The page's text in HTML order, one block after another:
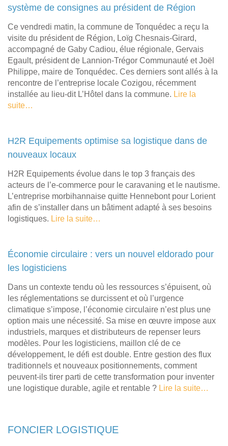
système de consignes au président de Région
Ce vendredi matin, la commune de Tonquédec a reçu la
visite du président de Région, Loïg Chesnais-Girard,
accompagné de Gaby Cadiou, élue régionale, Gervais
Egault, président de Lannion-Trégor Communauté et Joël
Philippe, maire de Tonquédec. Ces derniers sont allés à la
rencontre de l’entreprise locale Cozigou, récemment
installée au lieu-dit L’Hôtel dans la commune. Lire la
suite…
H2R Equipements optimise sa logistique dans de
nouveaux locaux
H2R Equipements évolue dans le top 3 français des
acteurs de l’e-commerce pour le caravaning et le nautisme.
L’entreprise morbihannaise quitte Hennebont pour Lorient
afin de s’installer dans un bâtiment adapté à ses besoins
logistiques. Lire la suite…
Économie circulaire : vers un nouvel eldorado pour
les logisticiens
Dans un contexte tendu où les ressources s’épuisent, où
les réglementations se durcissent et où l’urgence
climatique s’impose, l’économie circulaire n’est plus une
option mais une nécessité. Sa mise en œuvre impose aux
industriels, marques et distributeurs de repenser leurs
modèles. Pour les logisticiens, maillon clé de ce
développement, le défi est double. Entre gestion des flux
traditionnels et nouveaux positionnements, comment
peuvent-ils tirer parti de cette transformation pour inventer
une logistique durable, agile et rentable ? Lire la suite…
FONCIER LOGISTIQUE